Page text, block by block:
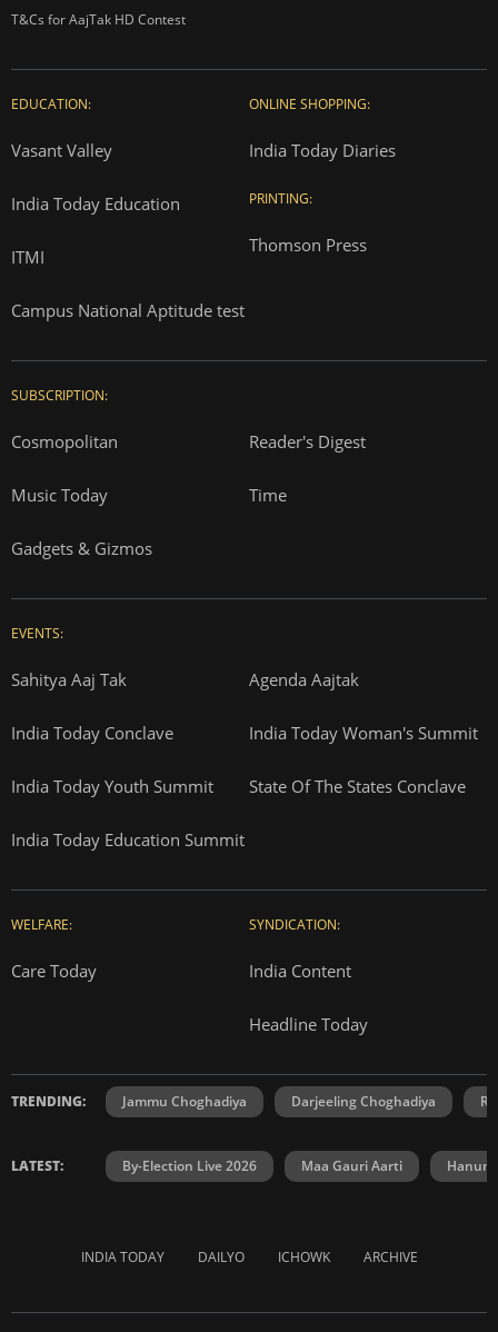
T&Cs for AajTak HD Contest
EDUCATION:
Vasant Valley
India Today Education
ITMI
Campus National Aptitude test
ONLINE SHOPPING:
India Today Diaries
PRINTING:
Thomson Press
SUBSCRIPTION:
Cosmopolitan Reader's Digest
Music Today Time
Gadgets & Gizmos
EVENTS:
Sahitya Aaj Tak Agenda Aajtak
India Today Conclave India Today Woman's Summit
India Today Youth Summit State Of The States Conclave
India Today Education Summit
WELFARE:
Care Today
SYNDICATION:
India Content
Headline Today
TRENDING: Jammu Choghadiya Darjeeling Choghadiya
LATEST: By-Election Live 2026 Maa Gauri Aarti
INDIA TODAY DAILYO ICHOWK ARCHIVE